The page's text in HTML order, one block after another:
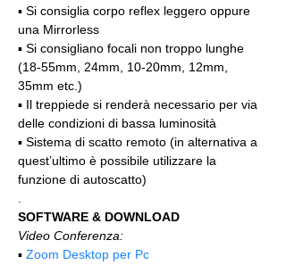
▪️ Si consiglia corpo reflex leggero oppure
una Mirrorless
▪️ Si consigliano focali non troppo lunghe
(18-55mm, 24mm, 10-20mm, 12mm,
35mm etc.)
▪️ Il treppiede si renderà necessario per via
delle condizioni di bassa luminosità
▪️ Sistema di scatto remoto (in alternativa a
quest’ultimo è possibile utilizzare la
funzione di autoscatto)
SOFTWARE & DOWNLOAD
Video Conferenza:
▪️ Zoom Desktop per Pc